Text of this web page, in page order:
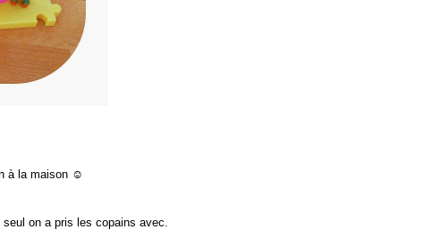
à la maison ☺
on a pris les copains avec.